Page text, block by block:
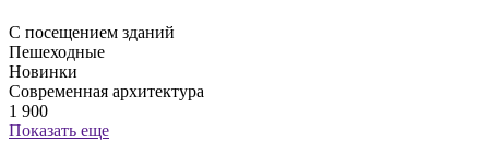
С посещением зданий
Пешеходные
Новинки
Современная архитектура
1 900
Показать еще